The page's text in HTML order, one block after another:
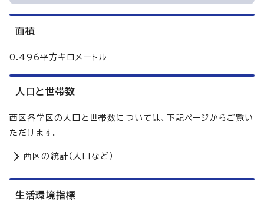
面積
0.496平方キロメートル
人口と世帯数
西区各学区の人口と世帯数については、下記ページからご覧い
ただけます。
西区の統計（人口など）
生活環境指標